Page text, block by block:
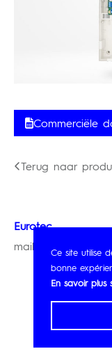
Commerciële
Terug naar
Eurotec
mail@eurotec.be
Ce site utilise
bonne
En savoir plus